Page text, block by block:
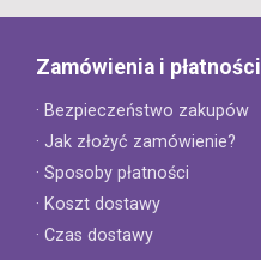
Zamówienia i płatności
· Bezpieczeństwo zakupów
· Jak złożyć zamówienie?
· Sposoby płatności
· Koszt dostawy
· Czas dostawy